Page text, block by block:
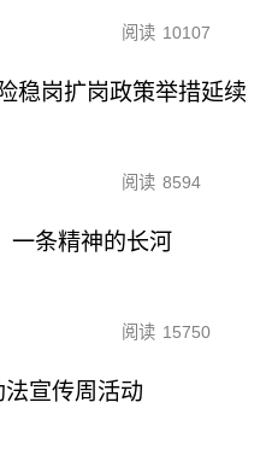
阅读 10107
稳岗扩岗政策举措延续
阅读 8594
一条精神的长河
阅读 15750
宣传周活动